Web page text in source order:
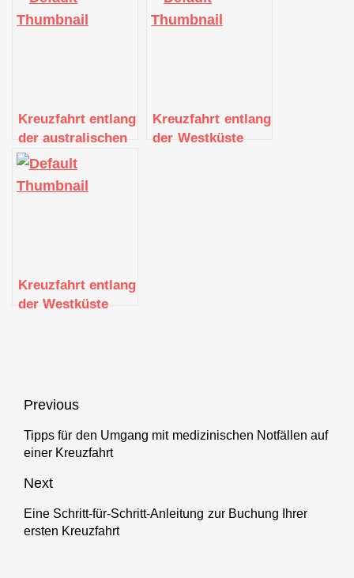
Naturschönheiten
und charmante
Vancouver bis zu
den Haida Gwaii-
Kreuzfahrt entlang
der australischen
Ostküste: Von
Sydney bis zum
Great Barrier Reef
Kreuzfahrt entlang
der Westküste
Kreuzfahrt entlang
der Westküste
Beitragsnavigation
Previous
Previous
post:
Tipps für den Umgang mit medizinischen Notfällen auf
einer Kreuzfahrt
Next
Next
post:
Eine Schritt-für-Schritt-Anleitung zur Buchung Ihrer
ersten Kreuzfahrt